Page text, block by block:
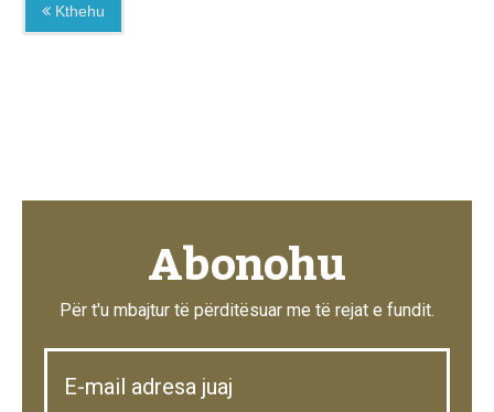
Kthehu
Abonohu
Për t'u mbajtur të përditësuar me të rejat e fundit.